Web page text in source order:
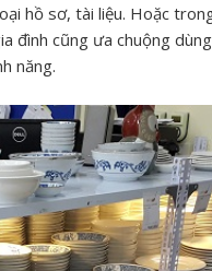
hồ sơ, tài liệu. Hoặc
cũng ưa chuộng
năng.